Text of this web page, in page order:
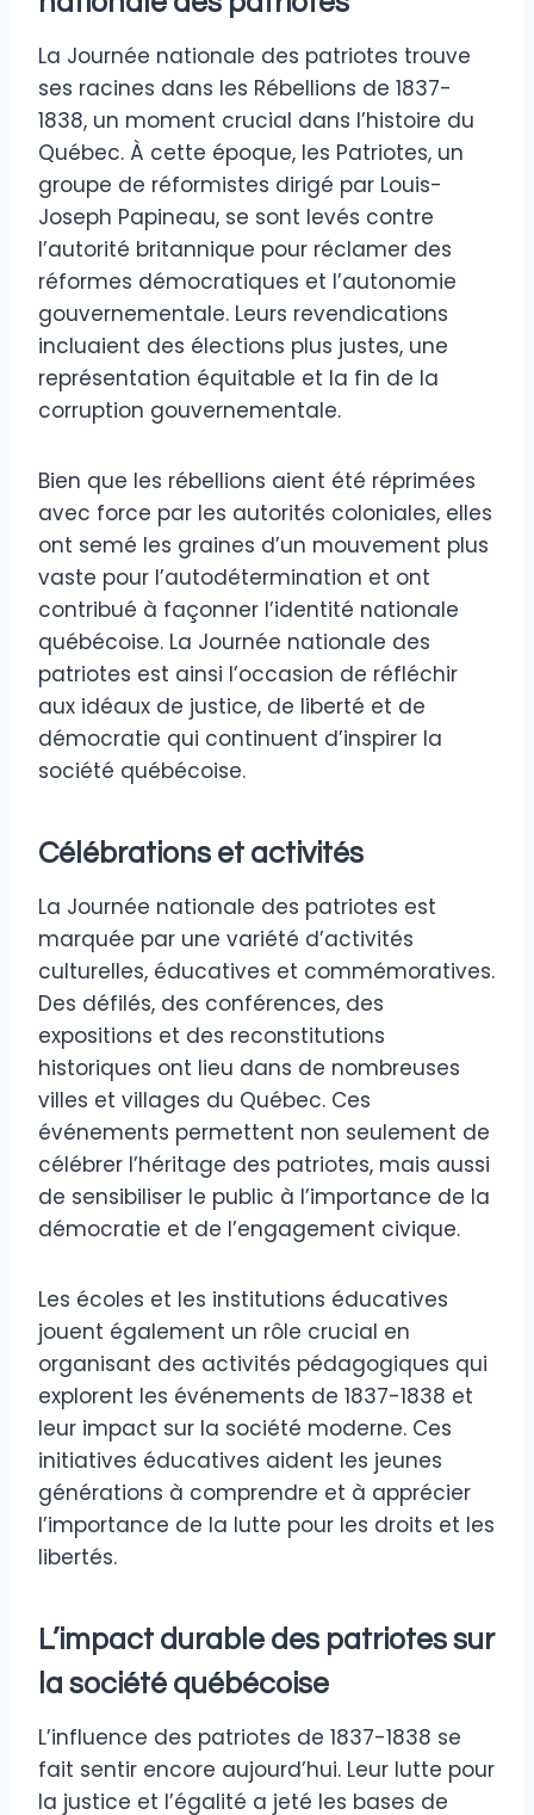
La Journée nationale des patriotes trouve
ses racines dans les Rébellions de 1837-
1838, un moment crucial dans l’histoire du
Québec. À cette époque, les Patriotes, un
groupe de réformistes dirigé par Louis-
Joseph Papineau, se sont levés contre
l’autorité britannique pour réclamer des
réformes démocratiques et l’autonomie
gouvernementale. Leurs revendications
incluaient des élections plus justes, une
représentation équitable et la fin de la
corruption gouvernementale.
Bien que les rébellions aient été réprimées
avec force par les autorités coloniales, elles
ont semé les graines d’un mouvement plus
vaste pour l’autodétermination et ont
contribué à façonner l’identité nationale
québécoise. La Journée nationale des
patriotes est ainsi l’occasion de réfléchir
aux idéaux de justice, de liberté et de
démocratie qui continuent d’inspirer la
société québécoise.
Célébrations et activités
La Journée nationale des patriotes est
marquée par une variété d’activités
culturelles, éducatives et commémoratives.
Des défilés, des conférences, des
expositions et des reconstitutions
historiques ont lieu dans de nombreuses
villes et villages du Québec. Ces
événements permettent non seulement de
célébrer l’héritage des patriotes, mais aussi
de sensibiliser le public à l’importance de la
démocratie et de l’engagement civique.
Les écoles et les institutions éducatives
jouent également un rôle crucial en
organisant des activités pédagogiques qui
explorent les événements de 1837-1838 et
leur impact sur la société moderne. Ces
initiatives éducatives aident les jeunes
générations à comprendre et à apprécier
l’importance de la lutte pour les droits et les
libertés.
L’impact durable des patriotes sur
la société québécoise
L’influence des patriotes de 1837-1838 se
fait sentir encore aujourd’hui. Leur lutte pour
la justice et l’égalité a jeté les bases de